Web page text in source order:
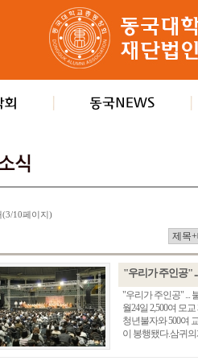
(3/10페이지)
"우리가 주인공"
"우리가 주인공" ...
월24일 2,500여 모
청년불자와 500여
이 봉행됐다.삼귀